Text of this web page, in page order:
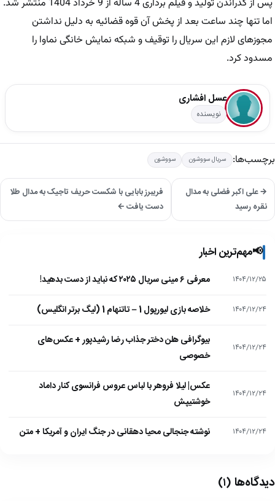
پس از گذراندن تولید و فیلم برداری 4 ساله از 9 خرداد 1404 منتشر شد.
اما تنها چند ساعت بعد از پخش آن قوه قضائیه به دلیل نداشتن
مجوزهای لازم این سریال را توقیف و شبکه نمایش خانگی نماوا را
مسدود کرد.
عسل افشاری
نویسنده
برچسب‌ها: سریال سووشون سووشون
→ علی اکبر فضلی به مدال
نقره رسید
فریبرز بابایی با شکست حریف تاجیک به مدال طلا
دست یافت ←
📢مهم‌ترین اخبار
۱۴۰۴/۱۲/۲۵ معرفی ۶ مینی سریال ۲۰۲۵ که نباید از دست بدهید!
۱۴۰۴/۱۲/۲۴ خلاصه بازی لیورپول 1 – تاتنهام 1 (لیگ برتر انگلیس)
۱۴۰۴/۱۲/۲۴
بیوگرافی هلن دختر جذاب رضا رشیدپور + عکس‌های
خصوصی
۱۴۰۴/۱۲/۲۴
عکس| لیلا فروهر با لباس عروس فرانسوی کنار داماد
خوشتیپش
۱۴۰۴/۱۲/۲۴ نوشته جنجالی محیا دهقانی در جنگ ایران و آمریکا + متن
دیدگاه‌ها (۱)